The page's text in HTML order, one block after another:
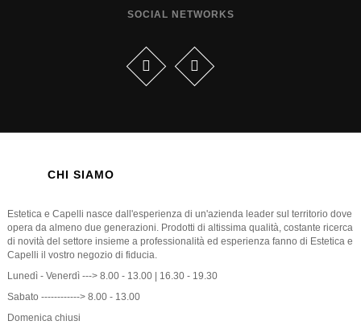
SOCIAL NETWORKS
CHI SIAMO
Estetica e Capelli nasce dall'esperienza di un'azienda leader sul territorio dove
opera da almeno due generazioni. Prodotti di altissima qualità, costante ricerca
di novità del settore insieme a professionalità ed esperienza fanno di Estetica e
Capelli il vostro negozio di fiducia.
Lunedì - Venerdì ---> 8.00 - 13.00 | 16.30 - 19.30
Sabato ------------> 8.00 - 13.00
Domenica chiusi